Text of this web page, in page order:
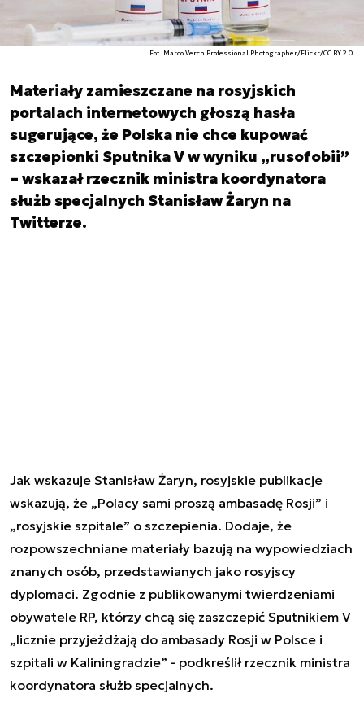
Fot. Marco Verch Professional Photographer/Flickr/CC BY 2.0
Materiały zamieszczane na rosyjskich
portalach internetowych głoszą hasła
sugerujące, że Polska nie chce kupować
szczepionki Sputnika V w wyniku „rusofobii”
– wskazał rzecznik ministra koordynatora
służb specjalnych Stanisław Żaryn na
Twitterze.
Jak wskazuje Stanisław Żaryn, rosyjskie publikacje
wskazują, że „Polacy sami proszą ambasadę Rosji” i
„rosyjskie szpitale” o szczepienia. Dodaje, że
rozpowszechniane materiały bazują na wypowiedziach
znanych osób, przedstawianych jako rosyjscy
dyplomaci. Zgodnie z publikowanymi twierdzeniami
obywatele RP, którzy chcą się zaszczepić Sputnikiem V
„licznie przyjeżdżają do ambasady Rosji w Polsce i
szpitali w Kaliningradzie” - podkreślił rzecznik ministra
koordynatora służb specjalnych.